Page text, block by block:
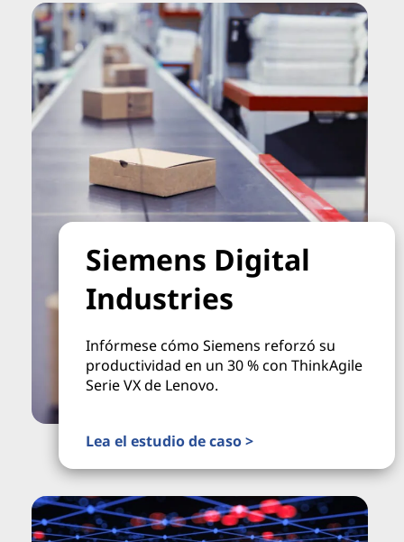
Siemens Digital
Industries
Infórmese cómo Siemens reforzó su
productividad en un 30 % con ThinkAgile
Serie VX de Lenovo.
Lea el estudio de caso >